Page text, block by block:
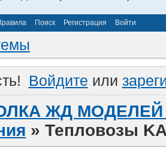
Поиск Регистрация Войти
Войдите или
ЖД МОДЕЛЕЙ
»Тепловозы